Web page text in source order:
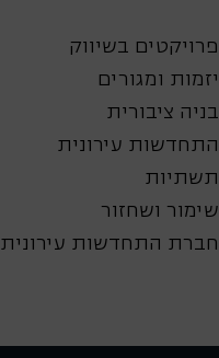
פרויקטים בשיווק
יזמות ומגורים
בניה ציבורית
התחדשות עירונית
תשתיות
שימור ושחזור
חברת התחדשות עירונית